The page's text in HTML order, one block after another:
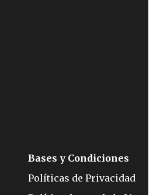
Bases y Condiciones
Políticas de Privacidad